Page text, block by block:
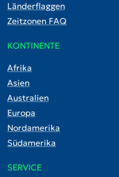
Länderflaggen
Zeitzonen FAQ
KONTINENTE
Afrika
Asien
Australien
Europa
Nordamerika
Südamerika
SERVICE